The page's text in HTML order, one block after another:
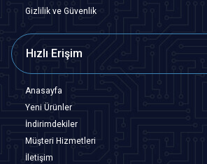
Gizlilik ve Güvenlik
Hızlı Erişim
Anasayfa
Yeni Ürünler
İndirimdekiler
Müşteri Hizmetleri
İletişim